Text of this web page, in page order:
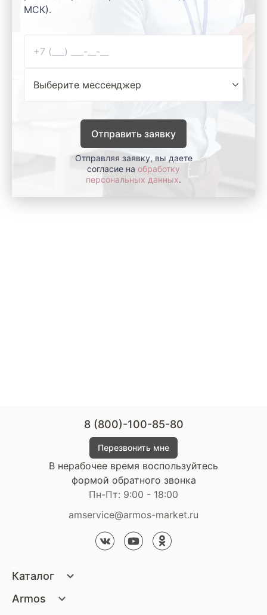
МСК).
Отправить заявку
Отправляя заявку, вы даете
согласие на обработку
персональных данных.
Каталог
Кровати
Armos
8 (800)-100-85-80
Перезвонить мне
В нерабочее время воспользуйтесь
формой обратного звонка
Пн-Пт: 9:00 - 18:00
amservice@armos-market.ru